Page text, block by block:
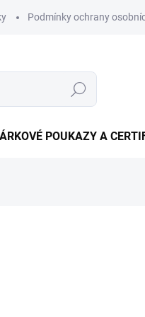
Podmínky ochrany
Hledat
POUKAZY A